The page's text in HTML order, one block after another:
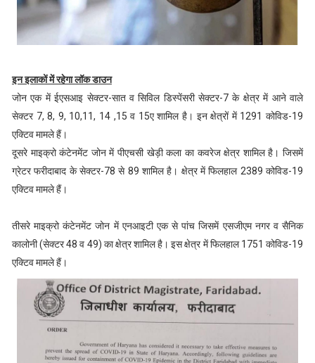
इन इलाकों में रहेगा लॉक डाउन
जोन एक में ईएसआइ सेक्टर-सात व सिविल डिस्पेंसरी सेक्टर-7 के क्षेत्र में आने वाले
सेक्टर 7, 8, 9, 10,11, 14 ,15 व 15ए शामिल है। इन क्षेत्रों में 1291 कोविड-19
एक्टिव मामले हैं।
दूसरे माइक्रो कंटेनमेंट जोन में पीएचसी खेड़ी कला का कवरेज क्षेत्र शामिल है। जिसमें
ग्रेटर फरीदाबाद के सेक्टर-78 से 89 शामिल है। क्षेत्र में फिलहाल 2389 कोविड-19
एक्टिव मामले हैं।
तीसरे माइक्रो कंटेनमेंट जोन में एनआइटी एक से पांच जिसमें एसजीएम नगर व सैनिक
कालोनी (सेक्टर 48 व 49) का क्षेत्र शामिल है। इस क्षेत्र में फिलहाल 1751 कोविड-19
एक्टिव मामले हैं।